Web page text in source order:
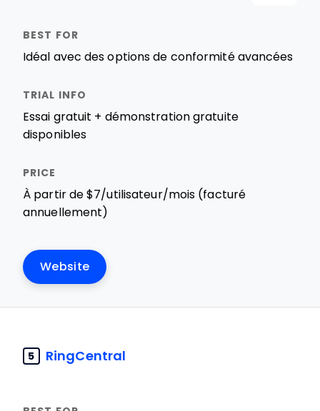
Idéal avec des options de conformité avancées
Essai gratuit + démonstration gratuite
disponibles
À partir de $7/utilisateur/mois (facturé
annuellement)
Website
5 RingCentral